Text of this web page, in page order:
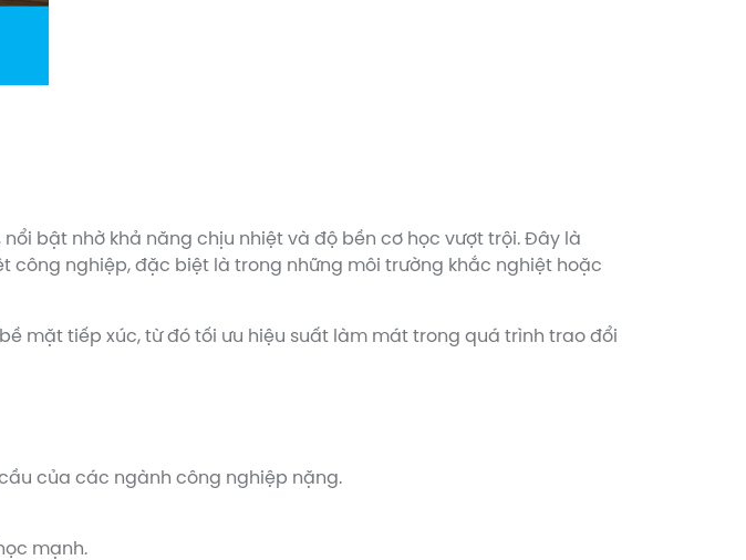
bật nhờ khả năng chịu nhiệt và độ bền cơ học vượt trội. Đây là
nghiệp, đặc biệt là trong những môi trường khắc nghiệt hoặc
mặt tiếp xúc, từ đó tối ưu hiệu suất làm mát trong quá trình trao đổi
của các ngành công nghiệp nặng.
mạnh.